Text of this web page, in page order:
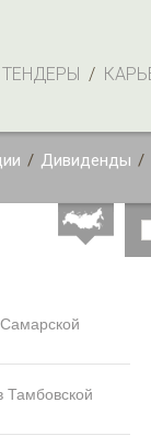
ТЕНДЕРЫ /
/ Дивиденды /
Тамбовской